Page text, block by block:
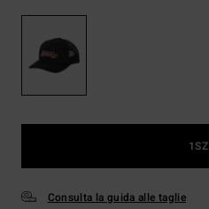
1SZ
Consulta la guida alle taglie